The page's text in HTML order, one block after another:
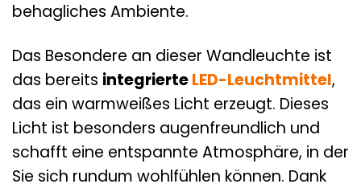
behagliches Ambiente.
Das Besondere an dieser Wandleuchte ist
das bereits integrierteLED-Leuchtmittel,
das ein warmweißes Licht erzeugt. Dieses
Licht ist besonders augenfreundlich und
schafft eine entspannte Atmosphäre, in der
Sie sich rundum wohlfühlen können. Dank